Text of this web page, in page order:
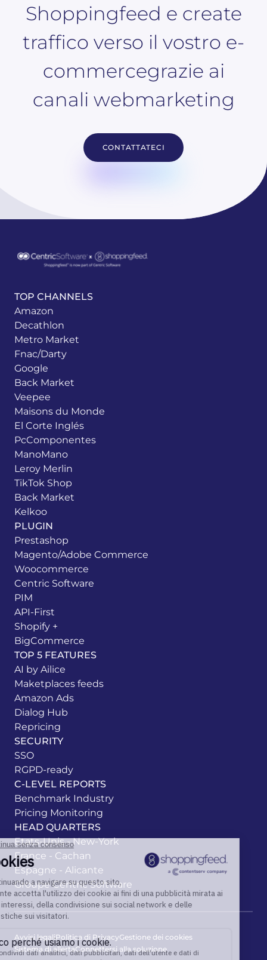
Shoppingfeed e create
traffico verso il vostro e-
commercegrazie ai
canali webmarketing
CONTATTATECI
TOP CHANNELS
Amazon
Decathlon
Metro Market
Fnac/Darty
Google
Back Market
Veepee
Maisons du Monde
El Corte Inglés
PcComponentes
ManoMano
Leroy Merlin
TikTok Shop
Back Market
Kelkoo
PLUGIN
Prestashop
Magento/Adobe Commerce
Woocommerce
Centric Software
PIM
API-First
Shopify +
BigCommerce
TOP 5 FEATURES
AI by Ailice
Maketplaces feeds
Amazon Ads
Dialog Hub
Repricing
SECURITY
SSO
RGPD-ready
C-LEVEL REPORTS
Benchmark Industry
Pricing Monitoring
HEAD QUARTERS
Etats-Unis - New-York
France - Cachan
Espagne - Alicante
Groupe Centric Software
Avvisi legaliPolitica di PrivacyGestione dei cookies
Sistema di allertaConnettersi alla soluzione